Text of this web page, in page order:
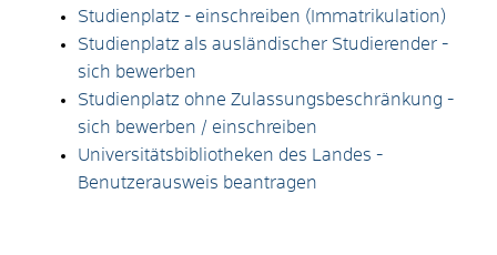
Studienplatz - einschreiben (Immatrikulation)
Studienplatz als ausländischer Studierender -
sich bewerben
Studienplatz ohne Zulassungsbeschränkung -
sich bewerben / einschreiben
Universitätsbibliotheken des Landes -
Benutzerausweis beantragen